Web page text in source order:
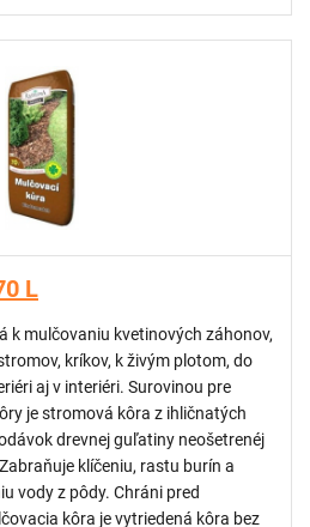
vlhkosť a podporujú zdravý rast
L
k mulčovaniu kvetinových záhonov,
kríkov, k živým plotom, do
aj v interiéri. Surovinou pre
je stromová kôra z ihličnatých
drevnej guľatiny neošetrenéj
klíčeniu, rastu burín a
vody z pôdy. Chráni pred
kôra je vytriedená kôra bez